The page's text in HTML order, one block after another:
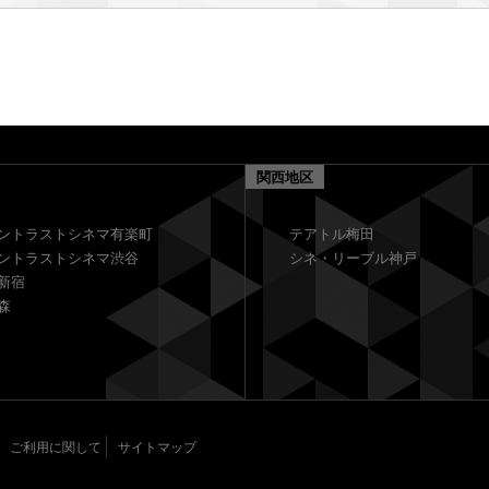
トラストシネマ有楽町
トラストシネマ渋谷
宿
関西地区
テアトル梅田
シネ・リーブル神戸
ご利用に関して サイトマップ